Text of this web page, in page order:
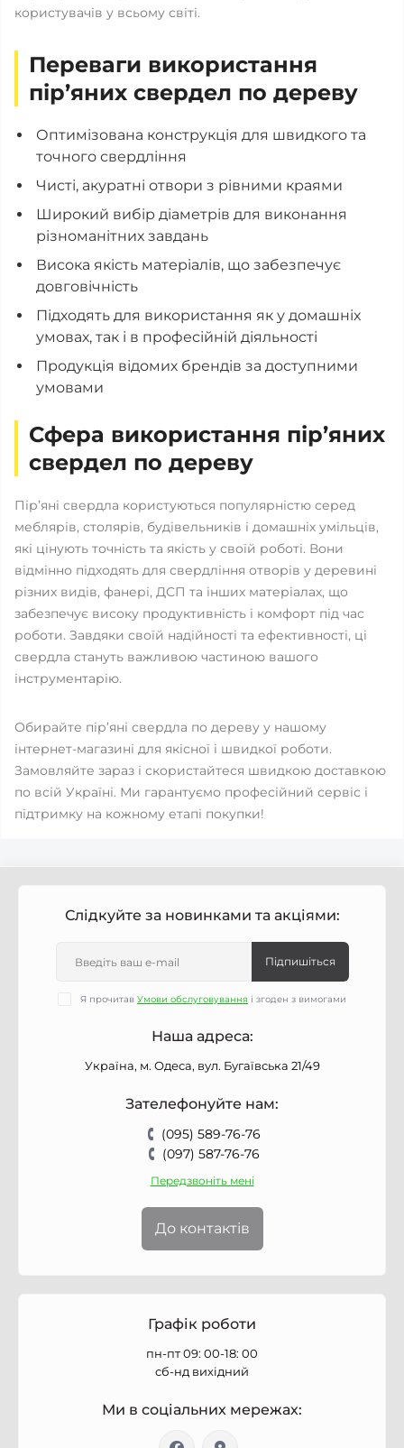
користувачів у всьому світі.
Переваги використання
пір’яних свердел по дереву
Оптимізована конструкція для швидкого та
точного свердління
Чисті, акуратні отвори з рівними краями
Широкий вибір діаметрів для виконання
різноманітних завдань
Висока якість матеріалів, що забезпечує
довговічність
Підходять для використання як у домашніх
умовах, так і в професійній діяльності
Продукція відомих брендів за доступними
умовами
Сфера використання пір’яних
свердел по дереву
Пір’яні свердла користуються популярністю серед
меблярів, столярів, будівельників і домашніх умільців,
які цінують точність та якість у своїй роботі. Вони
відмінно підходять для свердління отворів у деревині
різних видів, фанері, ДСП та інших матеріалах, що
забезпечує високу продуктивність і комфорт під час
роботи. Завдяки своїй надійності та ефективності, ці
свердла стануть важливою частиною вашого
інструментарію.
Обирайте пір’яні свердла по дереву у нашому
інтернет-магазині для якісної і швидкої роботи.
Замовляйте зараз і скористайтеся швидкою доставкою
по всій Україні. Ми гарантуємо професійний сервіс і
підтримку на кожному етапі покупки!
Слідкуйте за новинками та акціями:
Підпишіться
Я прочитав Умови обслуговування і згоден з вимогами
Наша адреса:
Україна, м. Одеса, вул. Бугаївська 21/49
Зателефонуйте нам:
(095) 589-76-76
(097) 587-76-76
Передзвоніть мені
До контактів
Графік роботи
пн-пт 09: 00-18: 00
сб-нд вихідний
Ми в соціальних мережах: